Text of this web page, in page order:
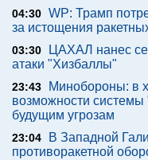
04:30 WP: Трамп
за истощения
03:30
ЦАХАЛ нанес
атаки "Хизбаллы"
23:43
Минобороны: в
возможности
будущим угрозам
23:04
В Западной
противоракетной